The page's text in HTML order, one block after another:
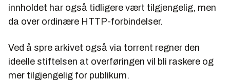
innholdet har også tidligere vært tilgjengelig, men
da over ordinære HTTP-forbindelser.
Ved å spre arkivet også via torrent regner den
ideelle stiftelsen at overføringen vil bli raskere og
mer tilgjengelig for publikum.